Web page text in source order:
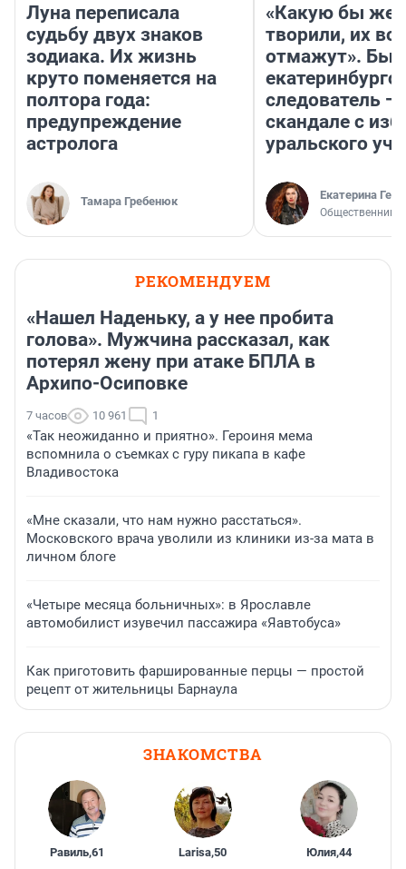
Луна переписала
судьбу двух знаков
зодиака. Их жизнь
круто поменяется на
полтора года:
предупреждение
астролога
Тамара Гребенюк
«Какую бы
творили, их
отмажут».
следователь —
скандале с
уральского
Екатерина
Общественник
РЕКОМЕНДУЕМ
«Нашел Наденьку, а у нее пробита
голова». Мужчина рассказал, как
потерял жену при атаке БПЛА в
Архипо-Осиповке
7 часов 10 961 1
«Так неожиданно и приятно». Героиня мема
вспомнила о съемках с гуру пикапа в кафе
Владивостока
«Мне сказали, что нам нужно расстаться».
Московского врача уволили из клиники из-за мата в
личном блоге
«Четыре месяца больничных»: в Ярославле
автомобилист изувечил пассажира «Яавтобуса»
Как приготовить фаршированные перцы — простой
рецепт от жительницы Барнаула
ЗНАКОМСТВА
Равиль,61 Larisa,50 Юлия,44